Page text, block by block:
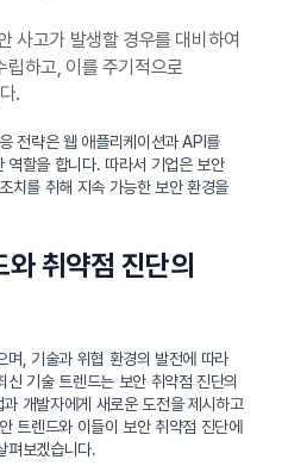
사고가 발생할 경우를 대비하여
하고, 이를 주기적으로
.
전략은 웹 애플리케이션과 API를
역할을 합니다. 따라서 기업은 보안
치를 취해 지속 가능한 보안 환경을
취약점 진단의
며, 기술과 위협 환경의 발전에 따라
기술 트렌드는 보안 취약점 진단의
개발자에게 새로운 도전을 제시하고
트렌드와 이들이 보안 취약점 진단에
펴보겠습니다.